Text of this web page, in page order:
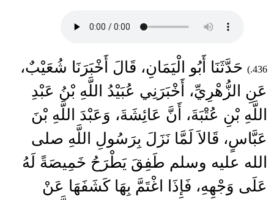
436.)
حَدَّثَنَا أَبُو الْيَمَانِ، قَالَ أَخْبَرَنَا شُعَيْبٌ،
عَنِ الزُّهْرِيِّ، أَخْبَرَنِي عُبَيْدُ اللَّهِ بْنُ عَبْدِ
اللَّهِ بْنِ عُتْبَةَ، أَنَّ عَائِشَةَ، وَعَبْدَ اللَّهِ بْنَ
عَبَّاسٍ، قَالاَ لَمَّا نَزَلَ بِرَسُولِ اللَّهِ صلى
الله عليه وسلم طَفِقَ يَطْرَحُ خَمِيصَةً لَهُ
عَلَى وَجْهِهِ، فَإِذَا اغْتَمَّ بِهَا كَشَفَهَا عَنْ